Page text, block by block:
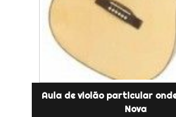
Aula de violão particular
Nova